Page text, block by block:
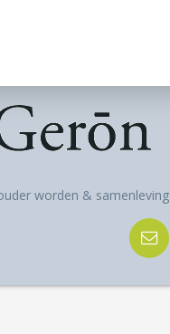
worden & samenleving